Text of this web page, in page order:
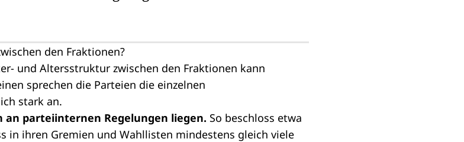
den Fraktionen?
und Altersstruktur zwischen den Fraktionen kann
sprechen die Parteien die einzelnen
stark an.
an parteiinternen Regelungen liegen. So beschloss etwa
in ihren Gremien und Wahllisten mindestens gleich viele